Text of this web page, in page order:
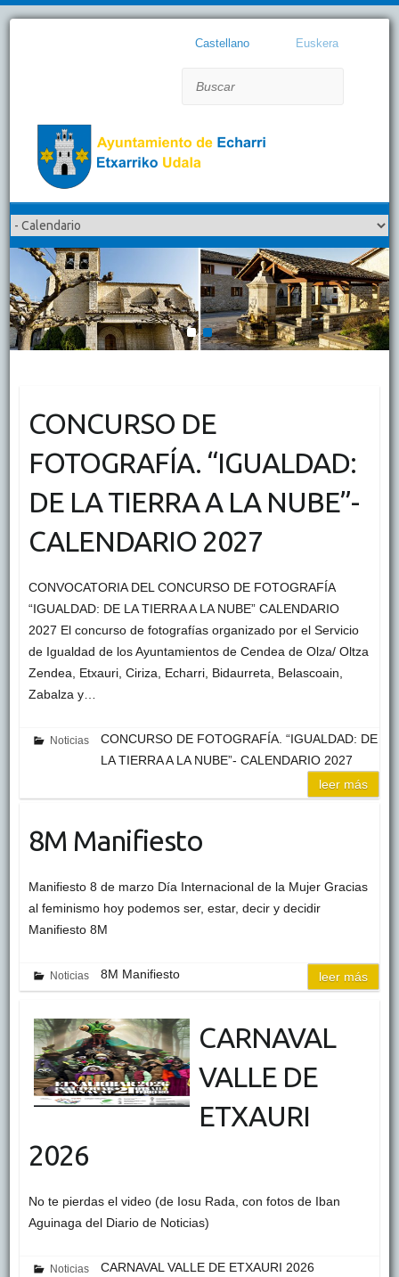
Castellano Euskera
1 2
CONCURSO DE
FOTOGRAFÍA. “IGUALDAD:
DE LA TIERRA A LA NUBE”-
CALENDARIO 2027
CONVOCATORIA DEL CONCURSO DE FOTOGRAFÍA
“IGUALDAD: DE LA TIERRA A LA NUBE” CALENDARIO
2027 El concurso de fotografías organizado por el Servicio
de Igualdad de los Ayuntamientos de Cendea de Olza/ Oltza
Zendea, Etxauri, Ciriza, Echarri, Bidaurreta, Belascoain,
Zabalza y…
Noticias
CONCURSO DE FOTOGRAFÍA. “IGUALDAD: DE
LA TIERRA A LA NUBE”- CALENDARIO 2027
leer más
8M Manifiesto
Manifiesto 8 de marzo Día Internacional de la Mujer Gracias
al feminismo hoy podemos ser, estar, decir y decidir
Manifiesto 8M
Noticias 8M Manifiesto leer más
CARNAVAL
VALLE DE
ETXAURI
2026
No te pierdas el video (de Iosu Rada, con fotos de Iban
Aguinaga del Diario de Noticias)
Noticias
CARNAVAL VALLE DE ETXAURI 2026